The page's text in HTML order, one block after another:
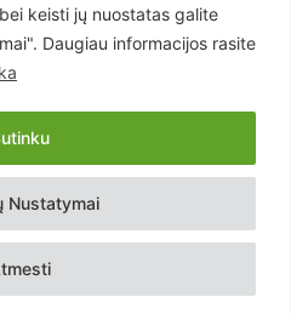
keisti jų nuostatas galite
Daugiau informacijos rasite
NustatymaiVisos teisės saugomos.
Politika Naudojimosi Taisyklės